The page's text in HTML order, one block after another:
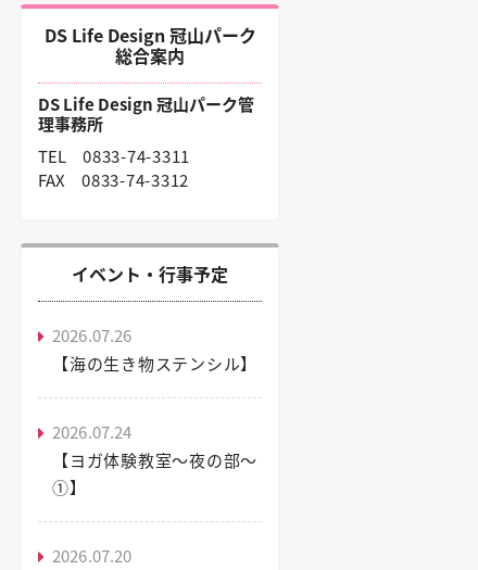
DS Life Design 冠山パーク
総合案内
DS Life Design 冠山パーク管
理事務所
TEL 0833-74-3311
FAX 0833-74-3312
イベント・行事予定
2026.07.26
【海の生き物ステンシル】
2026.07.24
【ヨガ体験教室～夜の部～
①】
2026.07.20